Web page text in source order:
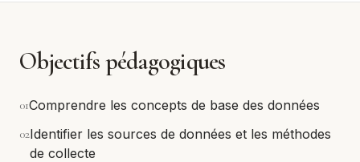
Objectifs pédagogiques
01Comprendre les concepts de base des données
02Identifier les sources de données et les méthodes
de collecte